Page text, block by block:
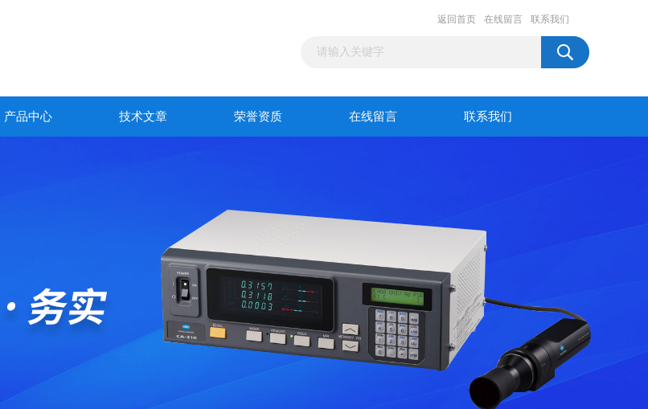
返回首页 在线留言 联系我们
产品中心 技术文章 荣誉资质 在线留言 联系我们